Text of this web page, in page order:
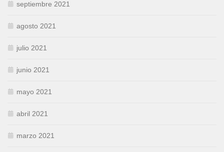
septiembre 2021
agosto 2021
julio 2021
junio 2021
mayo 2021
abril 2021
marzo 2021